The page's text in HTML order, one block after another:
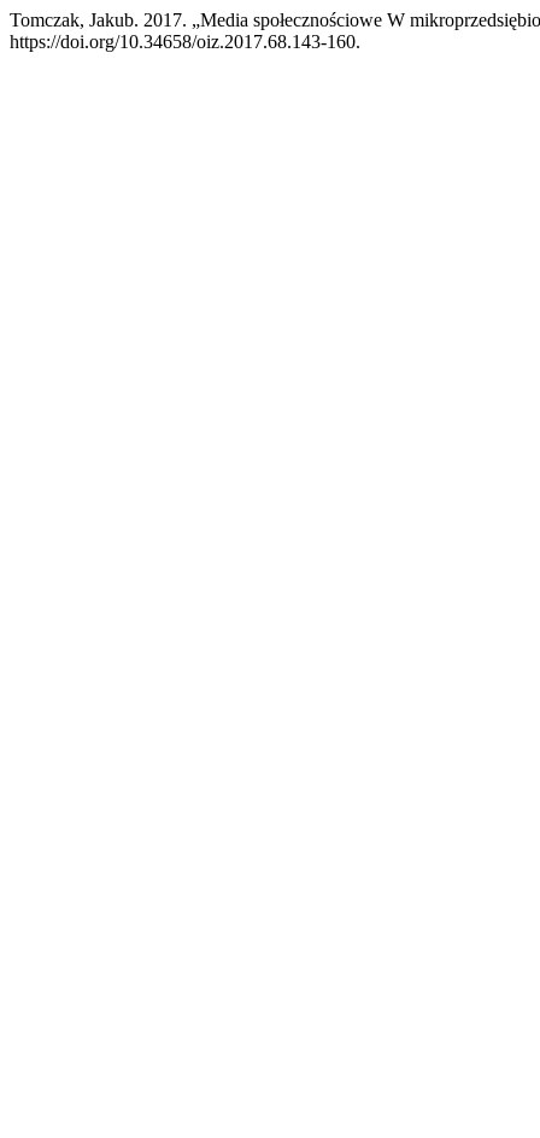
Tomczak, Jakub. 2017. „Media społecznościowe W
https://doi.org/10.34658/oiz.2017.68.143-160.